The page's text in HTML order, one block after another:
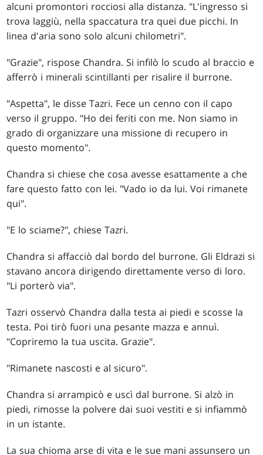
alcuni promontori rocciosi alla distanza. "L'ingresso si
trova laggiù, nella spaccatura tra quei due picchi. In
linea d'aria sono solo alcuni chilometri".
"Grazie", rispose Chandra. Si infilò lo scudo al braccio e
afferrò i minerali scintillanti per risalire il burrone.
"Aspetta", le disse Tazri. Fece un cenno con il capo
verso il gruppo. "Ho dei feriti con me. Non siamo in
grado di organizzare una missione di recupero in
questo momento".
Chandra si chiese che cosa avesse esattamente a che
fare questo fatto con lei. "Vado io da lui. Voi rimanete
qui".
"E lo sciame?", chiese Tazri.
Chandra si affacciò dal bordo del burrone. Gli Eldrazi si
stavano ancora dirigendo direttamente verso di loro.
"Li porterò via".
Tazri osservò Chandra dalla testa ai piedi e scosse la
testa. Poi tirò fuori una pesante mazza e annuì.
"Copriremo la tua uscita. Grazie".
"Rimanete nascosti e al sicuro".
Chandra si arrampicò e uscì dal burrone. Si alzò in
piedi, rimosse la polvere dai suoi vestiti e si infiammò
in un istante.
La sua chioma arse di vita e le sue mani assunsero un